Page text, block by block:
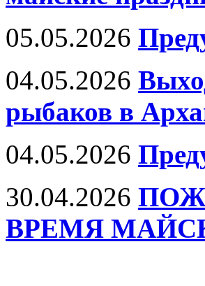
05.05.2026
04.05.2026
рыбаков в
04.05.2026
30.04.2026
ВРЕМЯ